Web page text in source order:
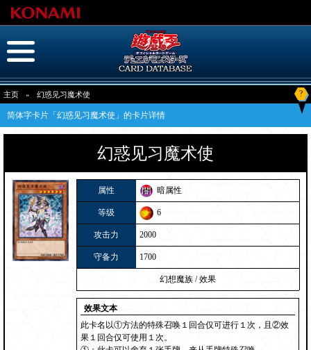
主页 » 幻惑见习魔术使 ?
简体字卡片「幻惑见习魔术使」的卡片详情
幻惑见习魔术使
属性 暗属性
等级 6
攻击力 2000
守备力 1700
幻想魔族 / 效果
效果文本
此卡名以①方法的特殊召唤１回合仅可进行１次，且②效
果１回合仅可使用１次。